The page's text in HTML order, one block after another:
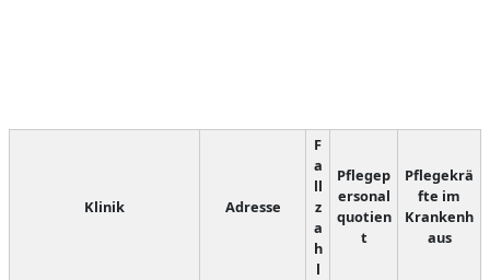
Klinik Adresse
F
a
ll
z
a
h
l
Pflegep
ersonal
quotien
t
Pflegekrä
fte im
Krankenh
aus